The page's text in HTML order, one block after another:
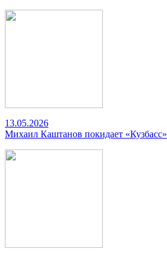
13.05.2026
Михаил Каштанов покидает «Кузбасс»